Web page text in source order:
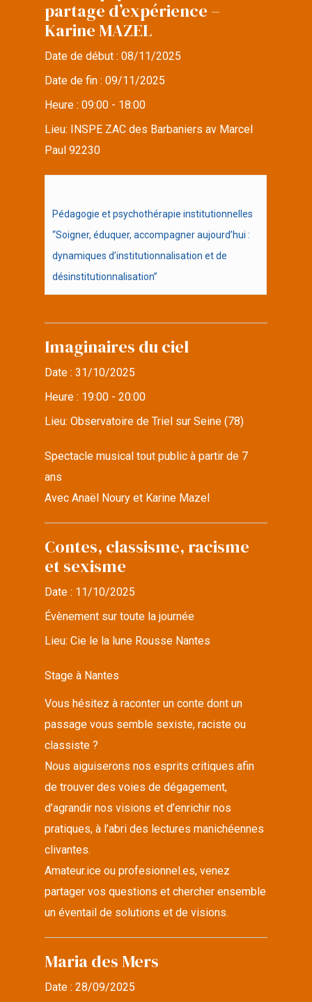
partage d’expérience –
Karine MAZEL
Date de début :08/11/2025
Date de fin :09/11/2025
Heure :09:00 - 18:00
Lieu:
INSPE ZAC des Barbaniers av Marcel
Paul 92230
Pédagogie et psychothérapie institutionnelles
“Soigner, éduquer, accompagner aujourd’hui :
dynamiques d’institutionnalisation et de
désinstitutionnalisation”
Imaginaires du ciel
Date :31/10/2025
Heure : 19:00 - 20:00
Lieu:Observatoire de Triel sur Seine (78)
Spectacle musical tout public à partir de 7
ans
Avec Anaël Noury et Karine Mazel
Contes, classisme, racisme
et sexisme
Date : 11/10/2025
Évènement sur toute la journée
Lieu:Cie le la lune Rousse Nantes
Stage à Nantes
Vous hésitez à raconter un conte dont un
passage vous semble sexiste, raciste ou
classiste ?
Nous aiguiserons nos esprits critiques afin
de trouver des voies de dégagement,
d’agrandir nos visions et d’enrichir nos
pratiques, à l’abri des lectures manichéennes
clivantes.
Amateur.ice ou profesionnel.es, venez
partager vos questions et chercher ensemble
un éventail de solutions et de visions.
Maria des Mers
Date :28/09/2025